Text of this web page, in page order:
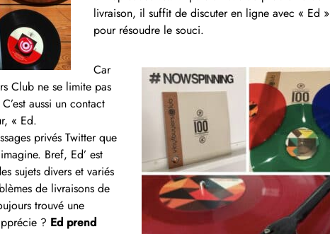
livraison, il suffit de discuter en ligne avec « Ed »
pour résoudre le souci.
Car
Club ne se limite pas
aussi un contact
« Ed.
privés Twitter que
Bref, Ed’ est
sujets divers et variés
de livraisons de
trouvé une
? Ed prend